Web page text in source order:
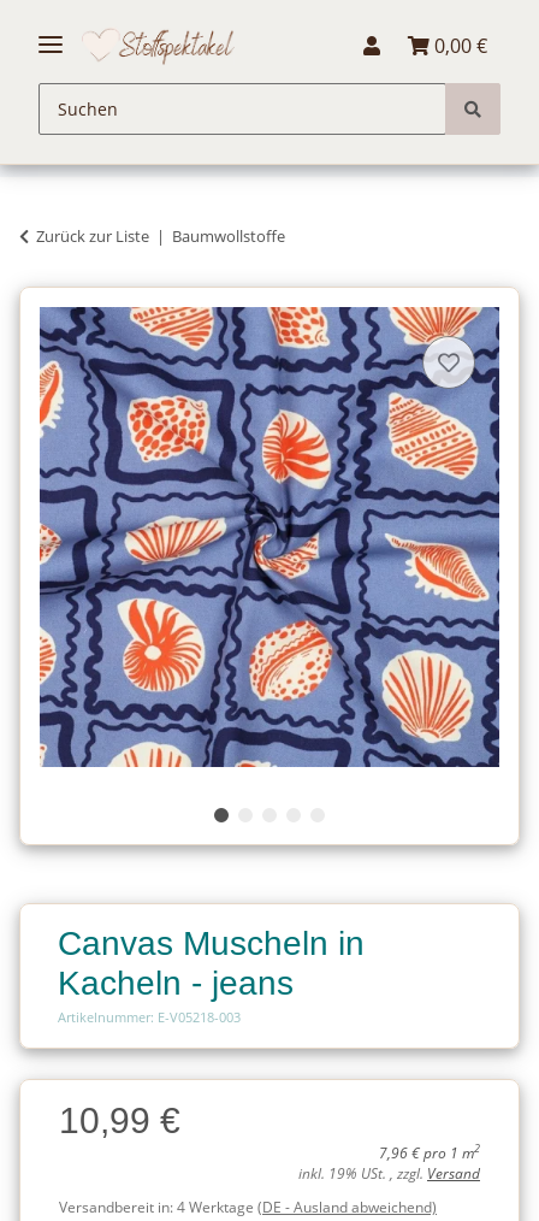
0,00 €
Zurück zur Liste Baumwollstoffe
Canvas Muscheln in
Kacheln - jeans
Artikelnummer: E-V05218-003
Charge
Charge10,99 €
7,96 € pro 1 m2
inkl. 19% USt. , zzgl. Versand
Versandbereit in:4 Werktage (DE - Ausland abweichend)